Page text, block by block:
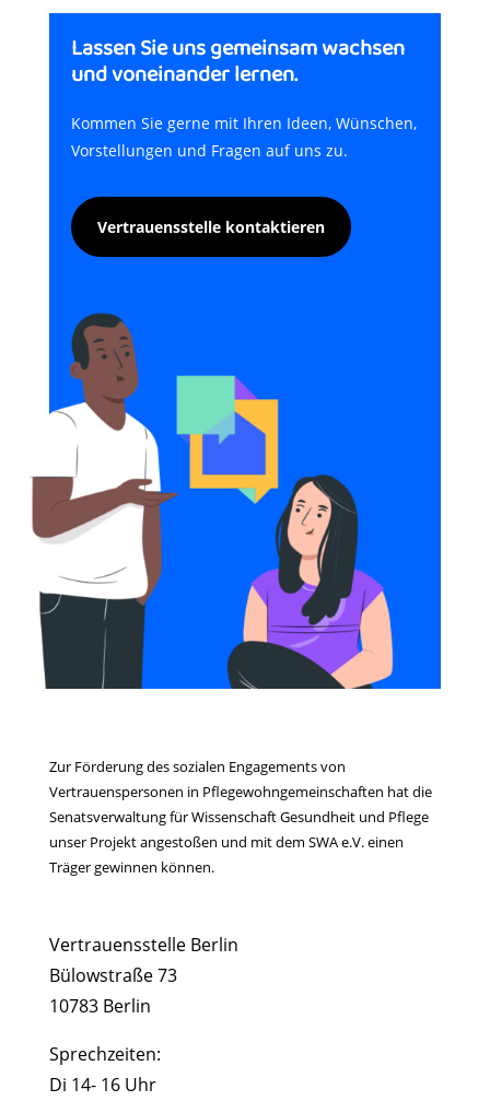
Lassen Sie uns gemeinsam wachsen
und voneinander lernen.
Kommen Sie gerne mit Ihren Ideen, Wünschen,
Vorstellungen und Fragen auf uns zu.
Vertrauensstelle kontaktieren
Zur Förderung des sozialen Engagements von
Vertrauenspersonen in Pflegewohngemeinschaften hat die
Senatsverwaltung für Wissenschaft Gesundheit und Pflege
unser Projekt angestoßen und mit dem SWA e.V. einen
Träger gewinnen können.
Vertrauensstelle Berlin
Bülowstraße 73
10783 Berlin
Sprechzeiten:
Di 14- 16 Uhr